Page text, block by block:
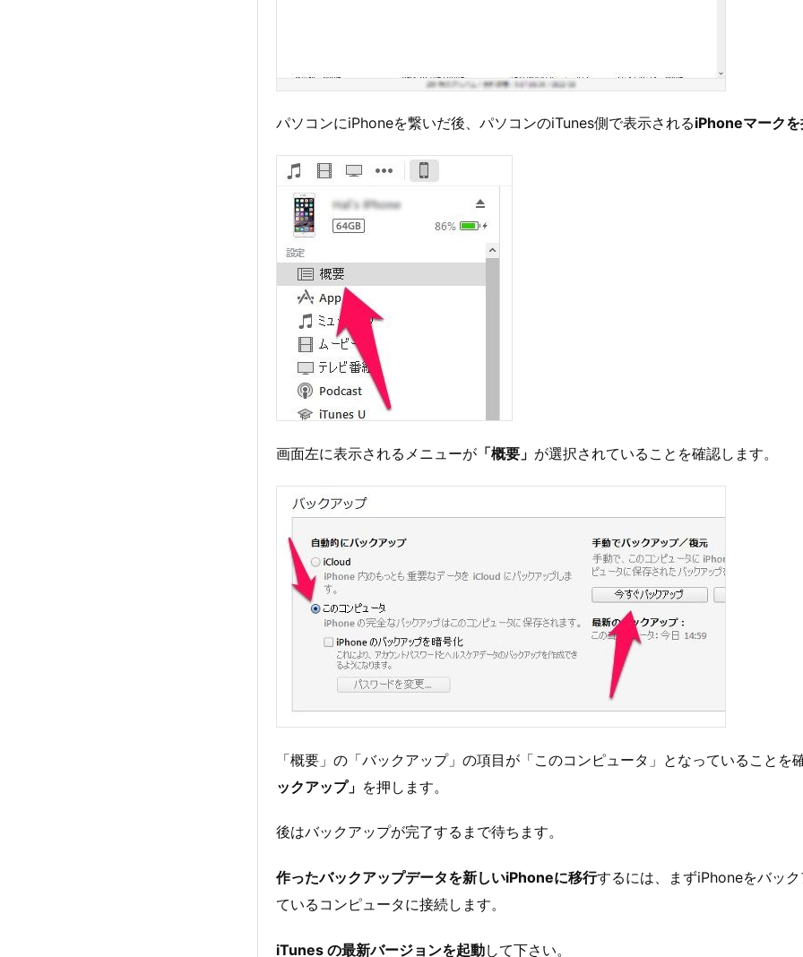
パソコンにiPhoneを繋いだ後、パソコンのiTunes側で表示されるiPhoneマークを
画面左に表示されるメニューが 「概要」 が選択されていることを確認します。
「概要」の「バックアップ」の項目が「このコンピュータ」となっていることを確
ックアップ」 を押します。
後はバックアップが完了するまで待ちます。
作ったバックアップデータを新しいiPhoneに移行するには、まずiPhoneをバッ
ているコンピュータに接続します。
iTunes の最新バージョンを起動して下さい。